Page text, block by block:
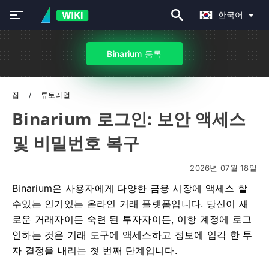
한국어
Binarium 등록
집 튜토리얼
Binarium 로그인: 보안 액세스
및 비밀번호 복구
2026년 07월 18일
Binarium은 사용자에게 다양한 금융 시장에 액세스 할
수있는 인기있는 온라인 거래 플랫폼입니다. 당신이 새
로운 거래자이든 숙련 된 투자자이든, 이항 계정에 로그
인하는 것은 거래 도구에 액세스하고 정보에 입각 한 투
자 결정을 내리는 첫 번째 단계입니다.